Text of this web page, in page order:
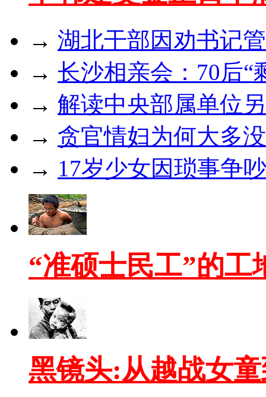
→ 湖北干部因劝书记
→ 长沙相亲会：70后“
→ 解读中央部属单位
→ 贪官情妇为何大多
→ 17岁少女因琐事争
“准硕士民工”的工
黑镜头:从越战女